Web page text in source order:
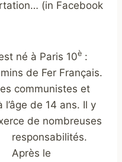
(in Facebook
né à Paris 10è :
de Fer Français.
communistes et
de 14 ans. Il y
de nombreuses
responsabilités.
Après le